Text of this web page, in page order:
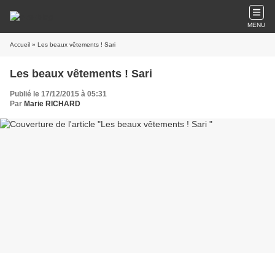
MENU
Accueil » Les beaux vêtements ! Sari
Les beaux vêtements ! Sari
Publié le 17/12/2015 à 05:31
Par Marie RICHARD